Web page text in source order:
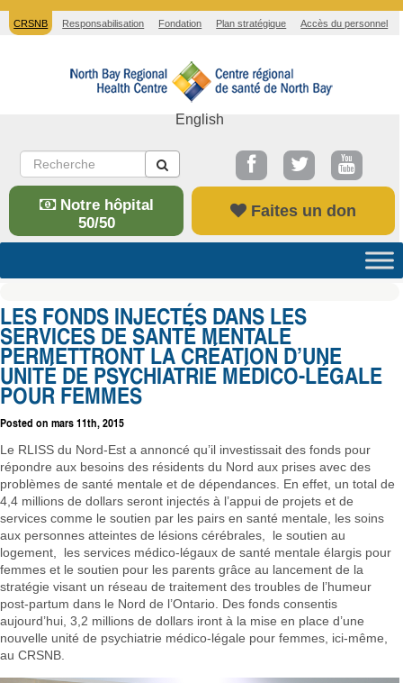
CRSNB Responsabilisation Fondation Plan stratégique Accès du personnel
English
Notre hôpital
50/50
Faites un don
LES FONDS INJECTÉS DANS LES
SERVICES DE SANTÉ MENTALE
PERMETTRONT LA CRÉATION D’UNE
UNITÉ DE PSYCHIATRIE MÉDICO-LÉGALE
POUR FEMMES
Posted on mars 11th, 2015
Le RLISS du Nord-Est a annoncé qu’il investissait des fonds pour
répondre aux besoins des résidents du Nord aux prises avec des
problèmes de santé mentale et de dépendances. En effet, un total de
4,4 millions de dollars seront injectés à l’appui de projets et de
services comme le soutien par les pairs en santé mentale, les soins
aux personnes atteintes de lésions cérébrales, le soutien au
logement, les services médico-légaux de santé mentale élargis pour
femmes et le soutien pour les parents grâce au lancement de la
stratégie visant un réseau de traitement des troubles de l’humeur
post‑partum dans le Nord de l’Ontario. Des fonds consentis
aujourd’hui, 3,2 millions de dollars iront à la mise en place d’une
nouvelle unité de psychiatrie médico-légale pour femmes, ici-même,
au CRSNB.